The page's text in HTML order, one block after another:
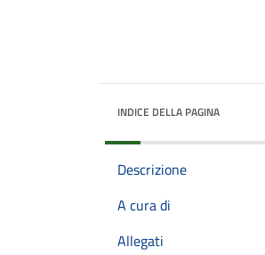
INDICE DELLA PAGINA
Descrizione
A cura di
Allegati